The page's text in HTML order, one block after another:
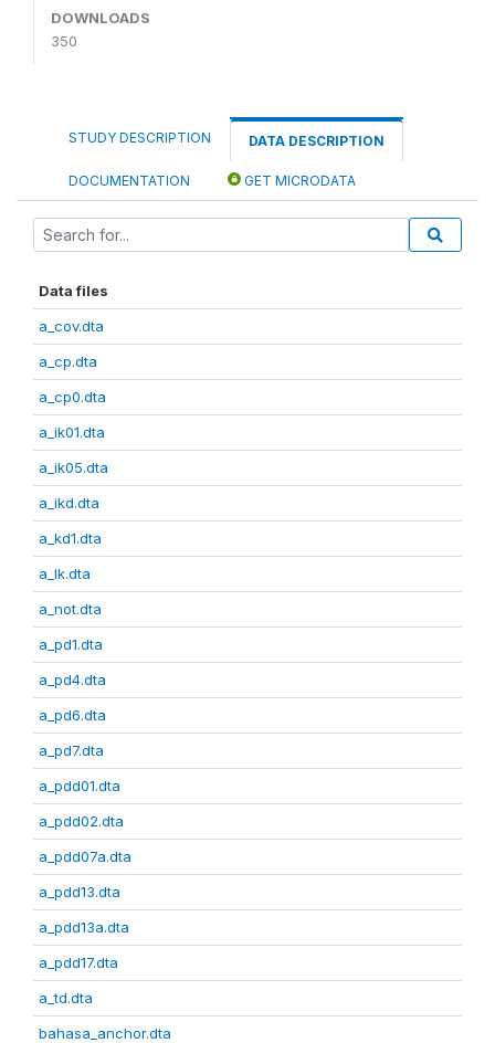
DOWNLOADS
350
STUDY DESCRIPTION DATA DESCRIPTION
DOCUMENTATION GET MICRODATA
Data files
a_cov.dta
a_cp.dta
a_cp0.dta
a_ik01.dta
a_ik05.dta
a_ikd.dta
a_kd1.dta
a_lk.dta
a_not.dta
a_pd1.dta
a_pd4.dta
a_pd6.dta
a_pd7.dta
a_pdd01.dta
a_pdd02.dta
a_pdd07a.dta
a_pdd13.dta
a_pdd13a.dta
a_pdd17.dta
a_td.dta
bahasa_anchor.dta